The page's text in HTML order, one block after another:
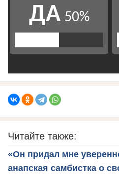
Читайте также:
«Он придал мне
анапская самбистка о